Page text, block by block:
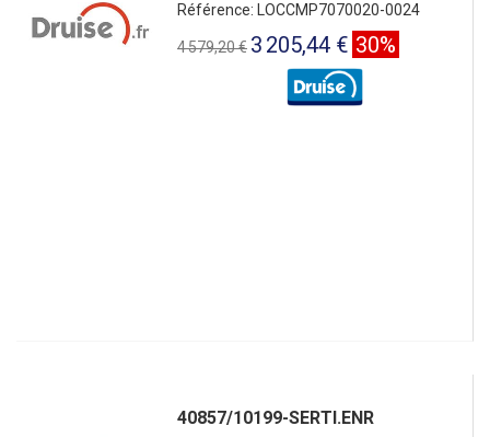
Référence: LOCCMP7070020-0024
4 579,20 € 3 205,44 € 30%
40857/10199-SERTI.ENR